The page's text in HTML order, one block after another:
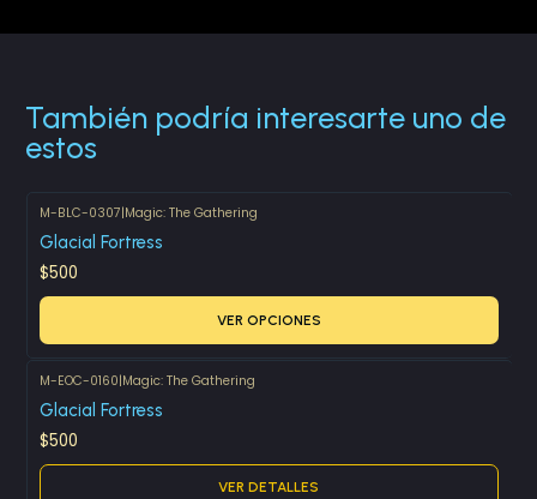
También podría interesarte uno de
estos
M-BLC-0307|Magic: The Gathering
Glacial Fortress
$500
VER OPCIONES
Agotado
M-EOC-0160|Magic: The Gathering
Glacial Fortress
$500
VER DETALLES